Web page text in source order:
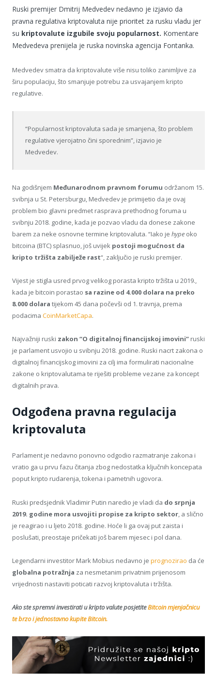
Ruski premijer Dmitrij Medvedev nedavno je izjavio da
pravna regulativa kriptovaluta nije prioritet za rusku vladu jer
su kriptovalute izgubile svoju popularnost. Komentare
Medvedeva prenijela je ruska novinska agencija Fontanka.
Medvedev smatra da kriptovalute više nisu toliko zanimljive za
širu populaciju, što smanjuje potrebu za usvajanjem kripto
regulative.
“Popularnost kriptovaluta sada je smanjena, što problem
regulative vjerojatno čini sporednim”, izjavio je
Medvedev.
Na godišnjem Međunarodnom pravnom forumu održanom 15.
svibnja u St. Petersburgu, Medvedev je primijetio da je ovaj
problem bio glavni predmet rasprava prethodnog foruma u
svibnju 2018. godine, kada je pozvao vladu da donese zakone
barem za neke osnovne termine kriptovaluta. “Iako je hype oko
bitcoina (BTC) splasnuo, još uvijek postoji mogućnost da
kripto tržišta zabilježe rast“, zaključio je ruski premijer.
Vijest je stigla usred prvog velikog porasta kripto tržišta u 2019.,
kada je bitcoin porastao sa razine od 4.000 dolara na preko
8.000 dolara tijekom 45 dana počevši od 1. travnja, prema
podacima CoinMarketCapa.
Najvažniji ruski zakon “O digitalnoj financijskoj imovini” ruski
je parlament usvojio u svibnju 2018. godine. Ruski nacrt zakona o
digitalnoj financijskog imovini za cilj ima formulirati nacionalne
zakone o kriptovalutama te riješiti probleme vezane za koncept
digitalnih prava.
Odgođena pravna regulacija
kriptovaluta
Parlament je nedavno ponovno odgodio razmatranje zakona i
vratio ga u prvu fazu čitanja zbog nedostatka ključnih koncepata
poput kripto rudarenja, tokena i pametnih ugovora.
Ruski predsjednik Vladimir Putin naredio je vladi da do srpnja
2019. godine mora usvojiti propise za kripto sektor , a slično
je reagirao i u ljeto 2018. godine. Hoće li ga ovaj put zaista i
poslušati, preostaje pričekati još barem mjesec i pol dana.
Legendarni investitor Mark Mobius nedavno je prognozirao da će
globalna potražnja za nesmetanim privatnim prijenosom
vrijednosti nastaviti poticati razvoj kriptovaluta i tržišta.
Ako ste spremni investirati u kripto valute posjetiteBitcoin mjenjačnicu
te brzo i jednostavno kupite Bitcoin.